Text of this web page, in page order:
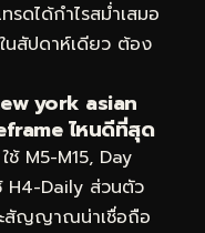
รดได้กำไรสม่ำเสมอ
นสัปดาห์เดียว ต้อง
york asian
ไหนดีที่สุด
M5-M15, Day
H4-Daily ส่วนตัว
ะสัญญาณน่าเชื่อถือ